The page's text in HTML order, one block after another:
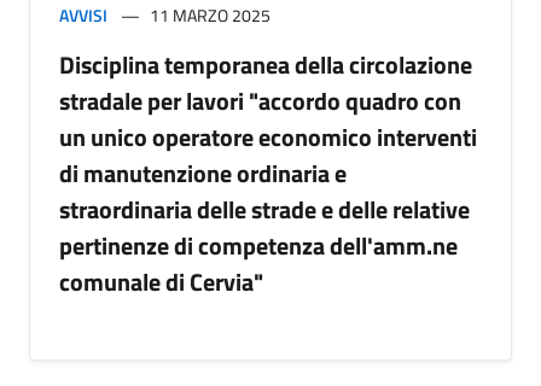
AVVISI 11 MARZO 2025
Disciplina temporanea della circolazione
stradale per lavori "accordo quadro con
un unico operatore economico interventi
di manutenzione ordinaria e
straordinaria delle strade e delle relative
pertinenze di competenza dell'amm.ne
comunale di Cervia"